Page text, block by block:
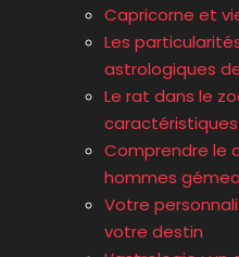
Capricorne et
Les
astrologiques
Le rat dans le
Comprendre le
hommes
Votre
votre destin